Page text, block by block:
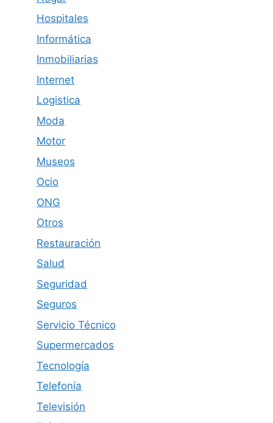
Hospitales
Informática
Inmobiliarias
Internet
Logistica
Moda
Motor
Museos
Ocio
ONG
Otros
Restauración
Salud
Seguridad
Seguros
Servicio Técnico
Supermercados
Tecnología
Telefonía
Televisión